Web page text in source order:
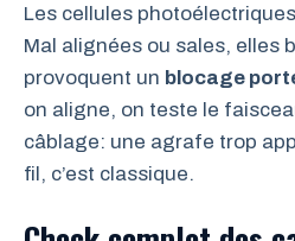
Les cellules
Mal alignées ou sales, elles
provoquent un blocage
on aligne, on teste le
câblage: une agrafe trop
fil, c’est classique.